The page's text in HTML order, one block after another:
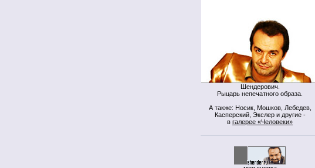
Шендерович.
Рыцарь непечатного образа.
А также: Носик, Мошков, Лебедев,
Касперский, Экслер и другие -
в галерее «Человеки»